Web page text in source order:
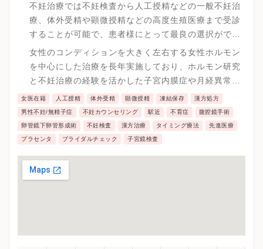
不妊治療では不妊検査から人工授精などの一般不妊治
療、体外受精や顕微授精などの高度生殖医療まで受診
することが可能で、患者様にとって最良の選択ができ
る環境を整えています。
女性のコンディションを大きく左右する女性ホルモン
を中心にした治療を長年実施しており、ホルモン研究
と不妊治療の経験を活かした子宮内膜症や月経異常、
更年期障害など女性特有の症状や疾患にも専門性の高
い治療が可能で年代に合わせた女性のトータルケアが
可能です。
女医在籍 人工授精 体外受精 顕微授精 凍結保存 漢方処方
男性不妊/無精子症 不妊カウンセリング 駅近 不育症 腹腔鏡手術
卵管鏡下卵管形成術 不妊検査 漢方治療 タイミング療法 先進医療
プラセンタ ブライダルチェック 子宮鏡検査